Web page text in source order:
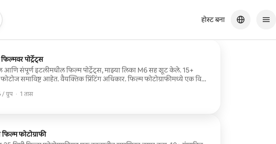
होस्ट बना
पोर्ट्रेट्स
आणि संपूर्ण इटलीमधील फिल्म पोर्ट्रेट्स, माझ्या लिका M6 सह शूट केले. 15+
समाविष्ट आहेत. वैयक्तिक प्रिंटिंग अधिकार. फिल्म फोटोग्राफीमध्ये एक विशेष
जादू आहे. डिजिटल इमेजेसच्या विपरीत, त्यात नॉस्टॅल्जिक आणि अस्सल गुणवत्ता
अशा प्रकारे कॅप्चर करते जी मूर्त आणि शाश्वत दोन्ही वाटते.
/ ग्रुपग्रुप· 1 तास
फोटोग्राफी